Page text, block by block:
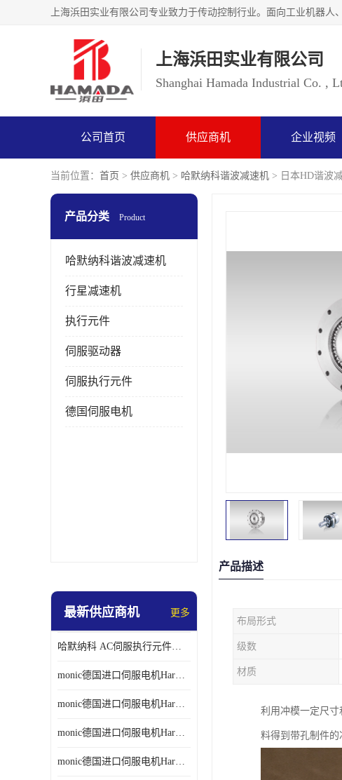
上海浜田实业有限公司
Shanghai Hamada Industrial Co. ,
公司首页 供应商机 企业视频
当前位置： 首页 > 供应商机 > 哈默纳科谐波减速机 > 日本HD谐波
产品分类 Product
哈默纳科谐波减速机
行星减速机
执行元件
伺服驱动器
伺服执行元件
德国伺服电机
最新供应商机 更多
哈默纳科 AC伺服执行元件扁平型SHA系列 议价
monic德国进口伺服电机Har中国总代理单价
monic德国进口伺服电机Har中国总代理代理
monic德国进口伺服电机Har中国总代理公司
monic德国进口伺服电机Har中国总代理供应
产品描述
布局形式
级数
材质
利用冲模一定尺寸
料得到带孔制件的